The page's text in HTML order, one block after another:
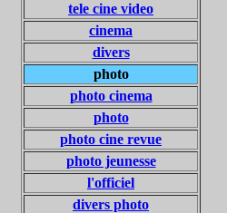
tele cine video
cinema
divers
photo
photo cinema
photo
photo cine revue
photo jeunesse
l'officiel
divers photo